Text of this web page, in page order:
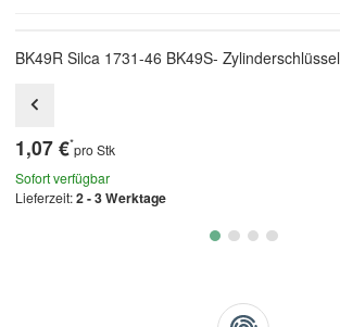
BK49R Silca 1731-46 BK49S- Zylinderschlüssel
1,07 €*pro Stk
Sofort verfügbar
Lieferzeit:2 - 3 Werktage